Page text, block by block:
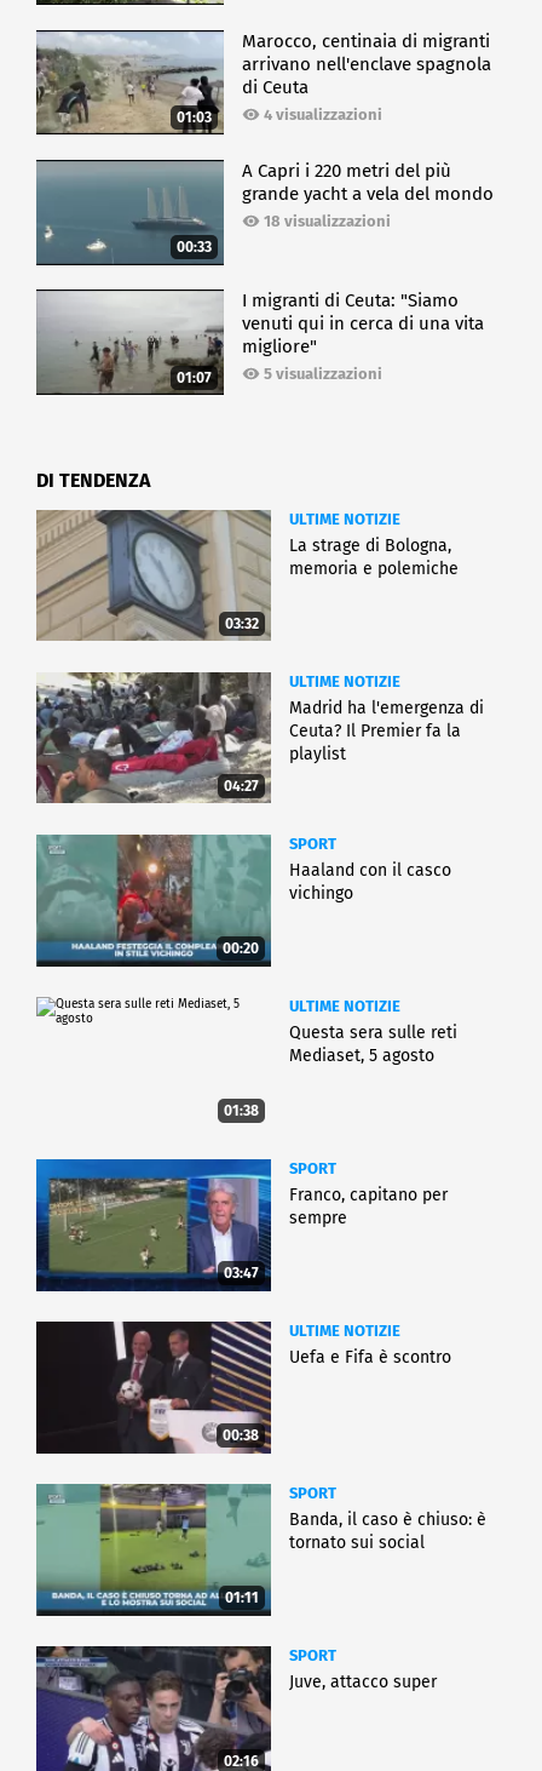
"Giustizia ripartiva", "Storia della scienza moderna e
contemporanea", "Meccanismi biologici
dell'invecchiamento", "Materiali nanoporosi per
applicazioni ambientali".
CULTURA
01:03
Marocco, centinaia di migranti
arrivano nell'enclave spagnola
di Ceuta
4 visualizzazioni
00:33
A Capri i 220 metri del più
grande yacht a vela del mondo
18 visualizzazioni
01:07
I migranti di Ceuta: "Siamo
venuti qui in cerca di una vita
migliore"
5 visualizzazioni
DI TENDENZA
03:32
ULTIME NOTIZIE
La strage di Bologna,
memoria e polemiche
04:27
ULTIME NOTIZIE
Madrid ha l'emergenza di
Ceuta? Il Premier fa la
playlist
00:20
SPORT
Haaland con il casco
vichingo
01:38
ULTIME NOTIZIE
Questa sera sulle reti
Mediaset, 5 agosto
03:47
SPORT
Franco, capitano per
sempre
00:38
ULTIME NOTIZIE
Uefa e Fifa è scontro
01:11
SPORT
Banda, il caso è chiuso: è
tornato sui social
02:16
SPORT
Juve, attacco super